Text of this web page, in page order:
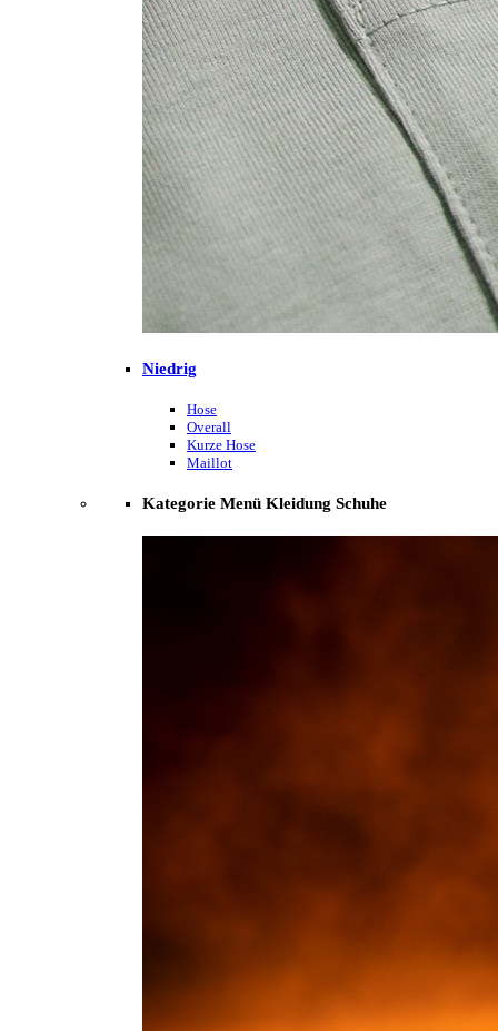
Niedrig
Hose
Overall
Kurze Hose
Maillot
Kategorie Menü Kleidung Schuhe